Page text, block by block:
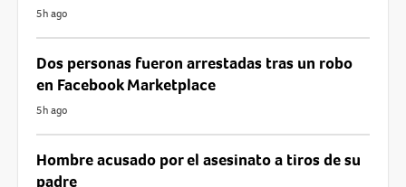
5h ago
Dos personas fueron arrestadas tras un robo
en Facebook Marketplace
5h ago
Hombre acusado por el asesinato a tiros de su
padre